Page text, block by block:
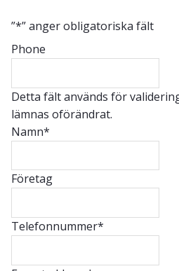
”*” anger obligatoriska fält
Phone
Detta fält används för
lämnas oförändrat.
Namn*
Företag
Telefonnummer*